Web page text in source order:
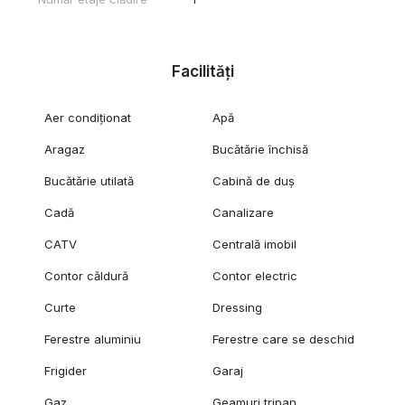
Facilități
Aer condiționat Apă
Aragaz Bucătărie închisă
Bucătărie utilată Cabină de duș
Cadă Canalizare
CATV Centrală imobil
Contor căldură Contor electric
Curte Dressing
Ferestre aluminiu Ferestre care se deschid
Frigider Garaj
Gaz Geamuri tripan